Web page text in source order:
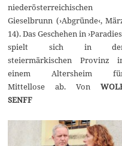
niederösterreichischen
Gieselbrunn (›Abgründe‹,
14). Das Geschehen in
spielt sich in
steiermärkischen Provinz
einem Altersheim
Mittellose ab. Von
SENFF